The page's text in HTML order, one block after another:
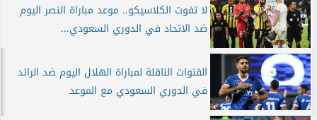
لا تفوت الكلاسيكو.. موعد مباراة النصر اليوم
ضد الاتحاد في الدوري السعودي...
القنوات الناقلة لمباراة الهلال اليوم ضد الرائد
في الدوري السعودي مع الموعد